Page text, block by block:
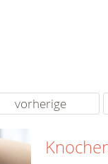
rund um die
vorherige